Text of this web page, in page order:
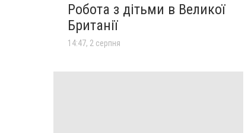
Робота з дітьми в Великої
Британії
14:47, 2 серпня